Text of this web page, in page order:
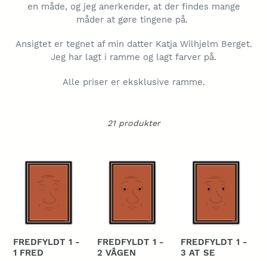
en måde, og jeg anerkender, at der findes mange
måder at gøre tingene på.
Ansigtet er tegnet af min datter Katja Wilhjelm Berget.
Jeg har lagt i ramme og lagt farver på.
Alle priser er eksklusive ramme.
21 produkter
Fredfyldt
Fred
FREDFYLDT 1 -
1 FRED
Fredfyldt
Vågen
FREDFYLDT 1 -
2 VÅGEN
Fredfyldt
FREDFYLDT 1 -
3 AT SE